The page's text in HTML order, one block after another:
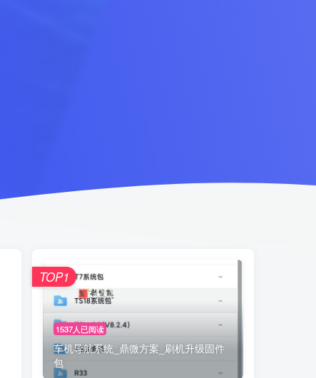
1537人已阅读
车机导航系统_鼎微方案_刷机升级固件
包
TOP1